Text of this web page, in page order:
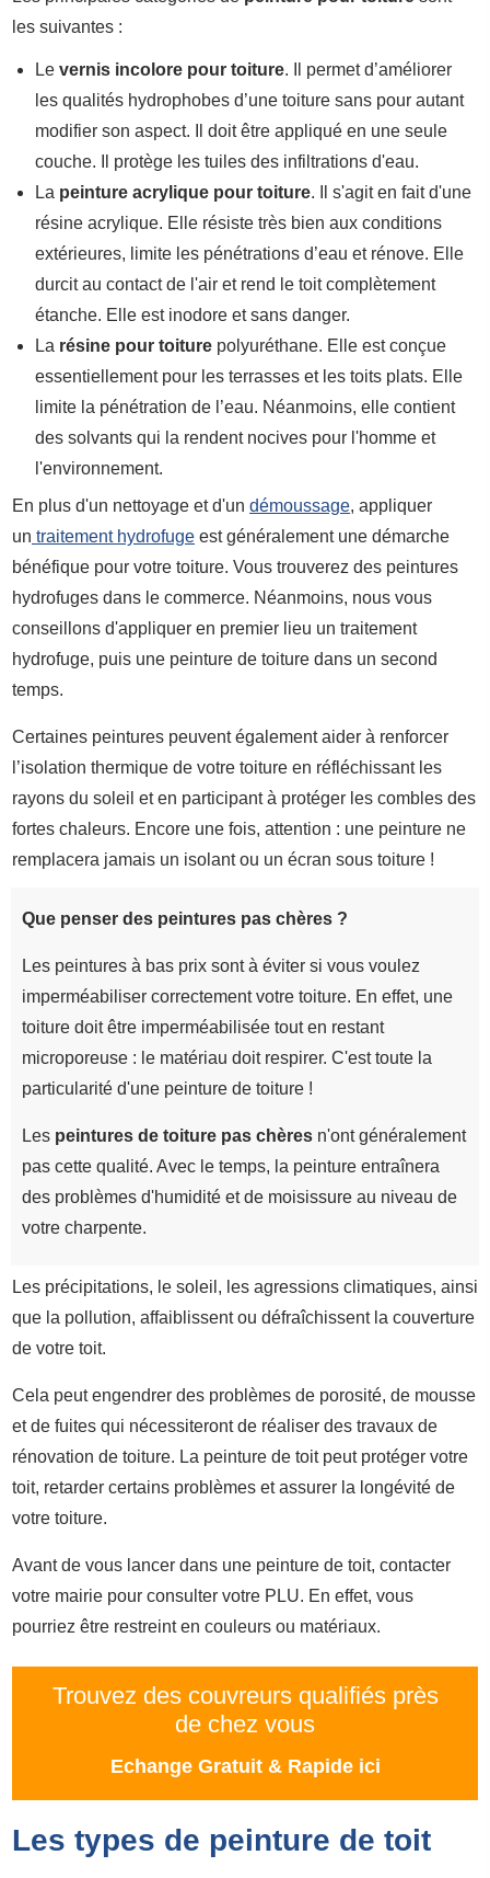
les suivantes :
Le vernis incolore pour toiture. Il permet d’améliorer
les qualités hydrophobes d’une toiture sans pour autant
modifier son aspect. Il doit être appliqué en une seule
couche. Il protège les tuiles des infiltrations d'eau.
La peinture acrylique pour toiture. Il s'agit en fait d'une
résine acrylique. Elle résiste très bien aux conditions
extérieures, limite les pénétrations d’eau et rénove. Elle
durcit au contact de l'air et rend le toit complètement
étanche. Elle est inodore et sans danger.
La résine pour toiture polyuréthane. Elle est conçue
essentiellement pour les terrasses et les toits plats. Elle
limite la pénétration de l’eau. Néanmoins, elle contient
des solvants qui la rendent nocives pour l'homme et
l'environnement.
En plus d'un nettoyage et d'un démoussage, appliquer
un traitement hydrofuge est généralement une démarche
bénéfique pour votre toiture. Vous trouverez des peintures
hydrofuges dans le commerce. Néanmoins, nous vous
conseillons d'appliquer en premier lieu un traitement
hydrofuge, puis une peinture de toiture dans un second
temps.
Certaines peintures peuvent également aider à renforcer
l’isolation thermique de votre toiture en réfléchissant les
rayons du soleil et en participant à protéger les combles des
fortes chaleurs. Encore une fois, attention : une peinture ne
remplacera jamais un isolant ou un écran sous toiture !
Que penser des peintures pas chères ?
Les peintures à bas prix sont à éviter si vous voulez
imperméabiliser correctement votre toiture. En effet, une
toiture doit être imperméabilisée tout en restant
microporeuse : le matériau doit respirer. C'est toute la
particularité d'une peinture de toiture !
Les peintures de toiture pas chères n'ont généralement
pas cette qualité. Avec le temps, la peinture entraînera
des problèmes d'humidité et de moisissure au niveau de
votre charpente.
Les précipitations, le soleil, les agressions climatiques, ainsi
que la pollution, affaiblissent ou défraîchissent la couverture
de votre toit.
Cela peut engendrer des problèmes de porosité, de mousse
et de fuites qui nécessiteront de réaliser des travaux de
rénovation de toiture. La peinture de toit peut protéger votre
toit, retarder certains problèmes et assurer la longévité de
votre toiture.
Avant de vous lancer dans une peinture de toit, contacter
votre mairie pour consulter votre PLU. En effet, vous
pourriez être restreint en couleurs ou matériaux.
Trouvez des couvreurs qualifiés près
de chez vous
Echange Gratuit & Rapide ici
Les types de peinture de toit